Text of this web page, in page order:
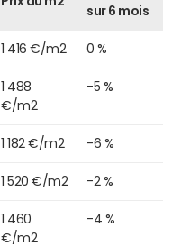
sur 6 mois
1 416 €/m2 0 %
1 488
€/m2
-5 %
1 182 €/m2 -6 %
1 520 €/m2 -2 %
1 460
€/m2
-4 %